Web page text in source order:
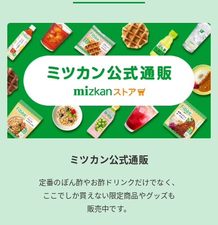
ミツカン公式通販
定番のぽん酢やお酢ドリンクだけでなく、
ここでしか買えない限定商品やグッズも
販売中です。